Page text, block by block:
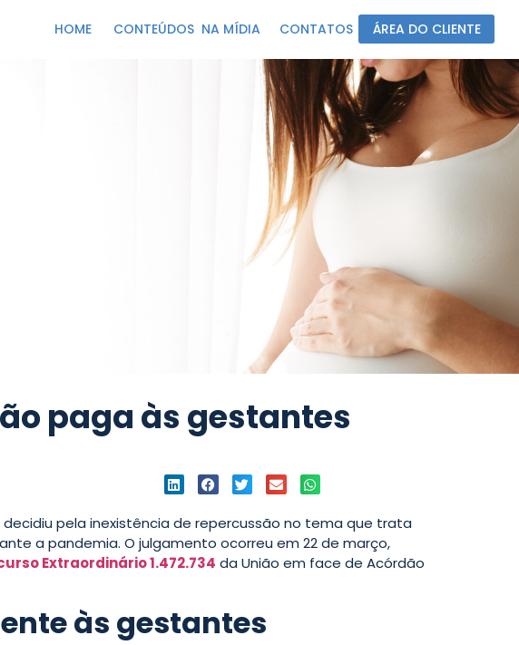
HOME CONTEÚDOS NA MÍDIA CONTATOS ÁREA DO CLIENTE
paga às gestantes
pela inexistência de repercussão no tema que trata
a pandemia. O julgamento ocorreu em 22 de março,
Extraordinário 1.472.734 da União em face de Acórdão
às gestantes